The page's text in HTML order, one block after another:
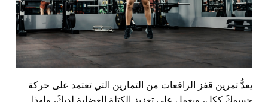
يعدُّ تمرين قفز الرافعات من التمارين التي تعتمد على حركة